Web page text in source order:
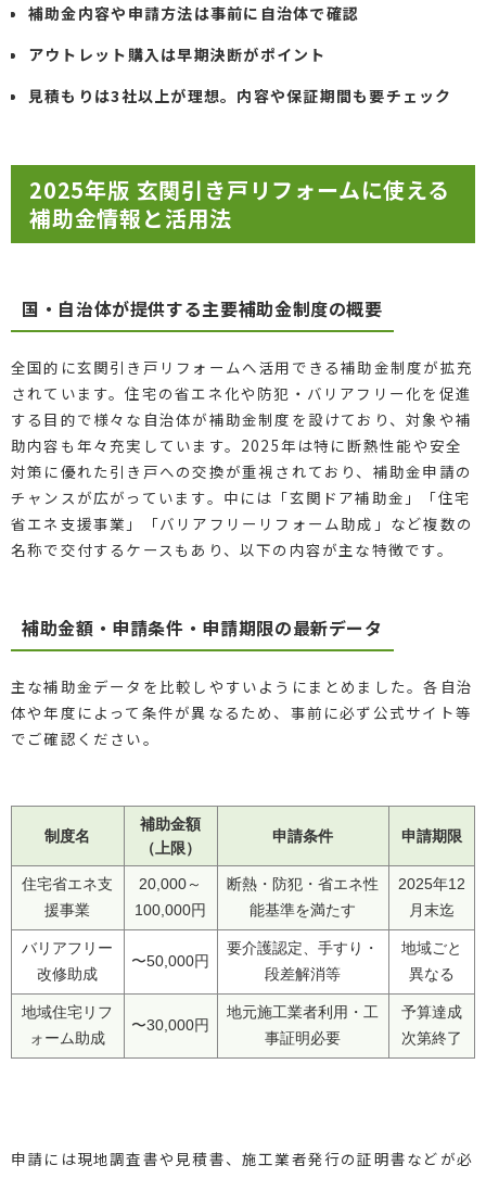
補助金内容や申請方法は事前に自治体で確認
アウトレット購入は早期決断がポイント
見積もりは3社以上が理想。内容や保証期間も要チェック
2025年版 玄関引き戸リフォームに使える
補助金情報と活用法
国・自治体が提供する主要補助金制度の概要
全国的に玄関引き戸リフォームへ活用できる補助金制度が拡充
されています。住宅の省エネ化や防犯・バリアフリー化を促進
する目的で様々な自治体が補助金制度を設けており、対象や補
助内容も年々充実しています。2025年は特に断熱性能や安全
対策に優れた引き戸への交換が重視されており、補助金申請の
チャンスが広がっています。中には「玄関ドア補助金」「住宅
省エネ支援事業」「バリアフリーリフォーム助成」など複数の
名称で交付するケースもあり、以下の内容が主な特徴です。
補助金額・申請条件・申請期限の最新データ
主な補助金データを比較しやすいようにまとめました。各自治
体や年度によって条件が異なるため、事前に必ず公式サイト等
でご確認ください。
制度名
補助金額
（上限）
申請条件 申請期限
住宅省エネ支
援事業
20,000～
100,000円
断熱・防犯・省エネ性
能基準を満たす
2025年12
月末迄
バリアフリー
改修助成
〜50,000円
要介護認定、手すり・
段差解消等
地域ごと
異なる
地域住宅リフ
ォーム助成
〜30,000円
地元施工業者利用・工
事証明必要
予算達成
次第終了
申請には現地調査書や見積書、施工業者発行の証明書などが必